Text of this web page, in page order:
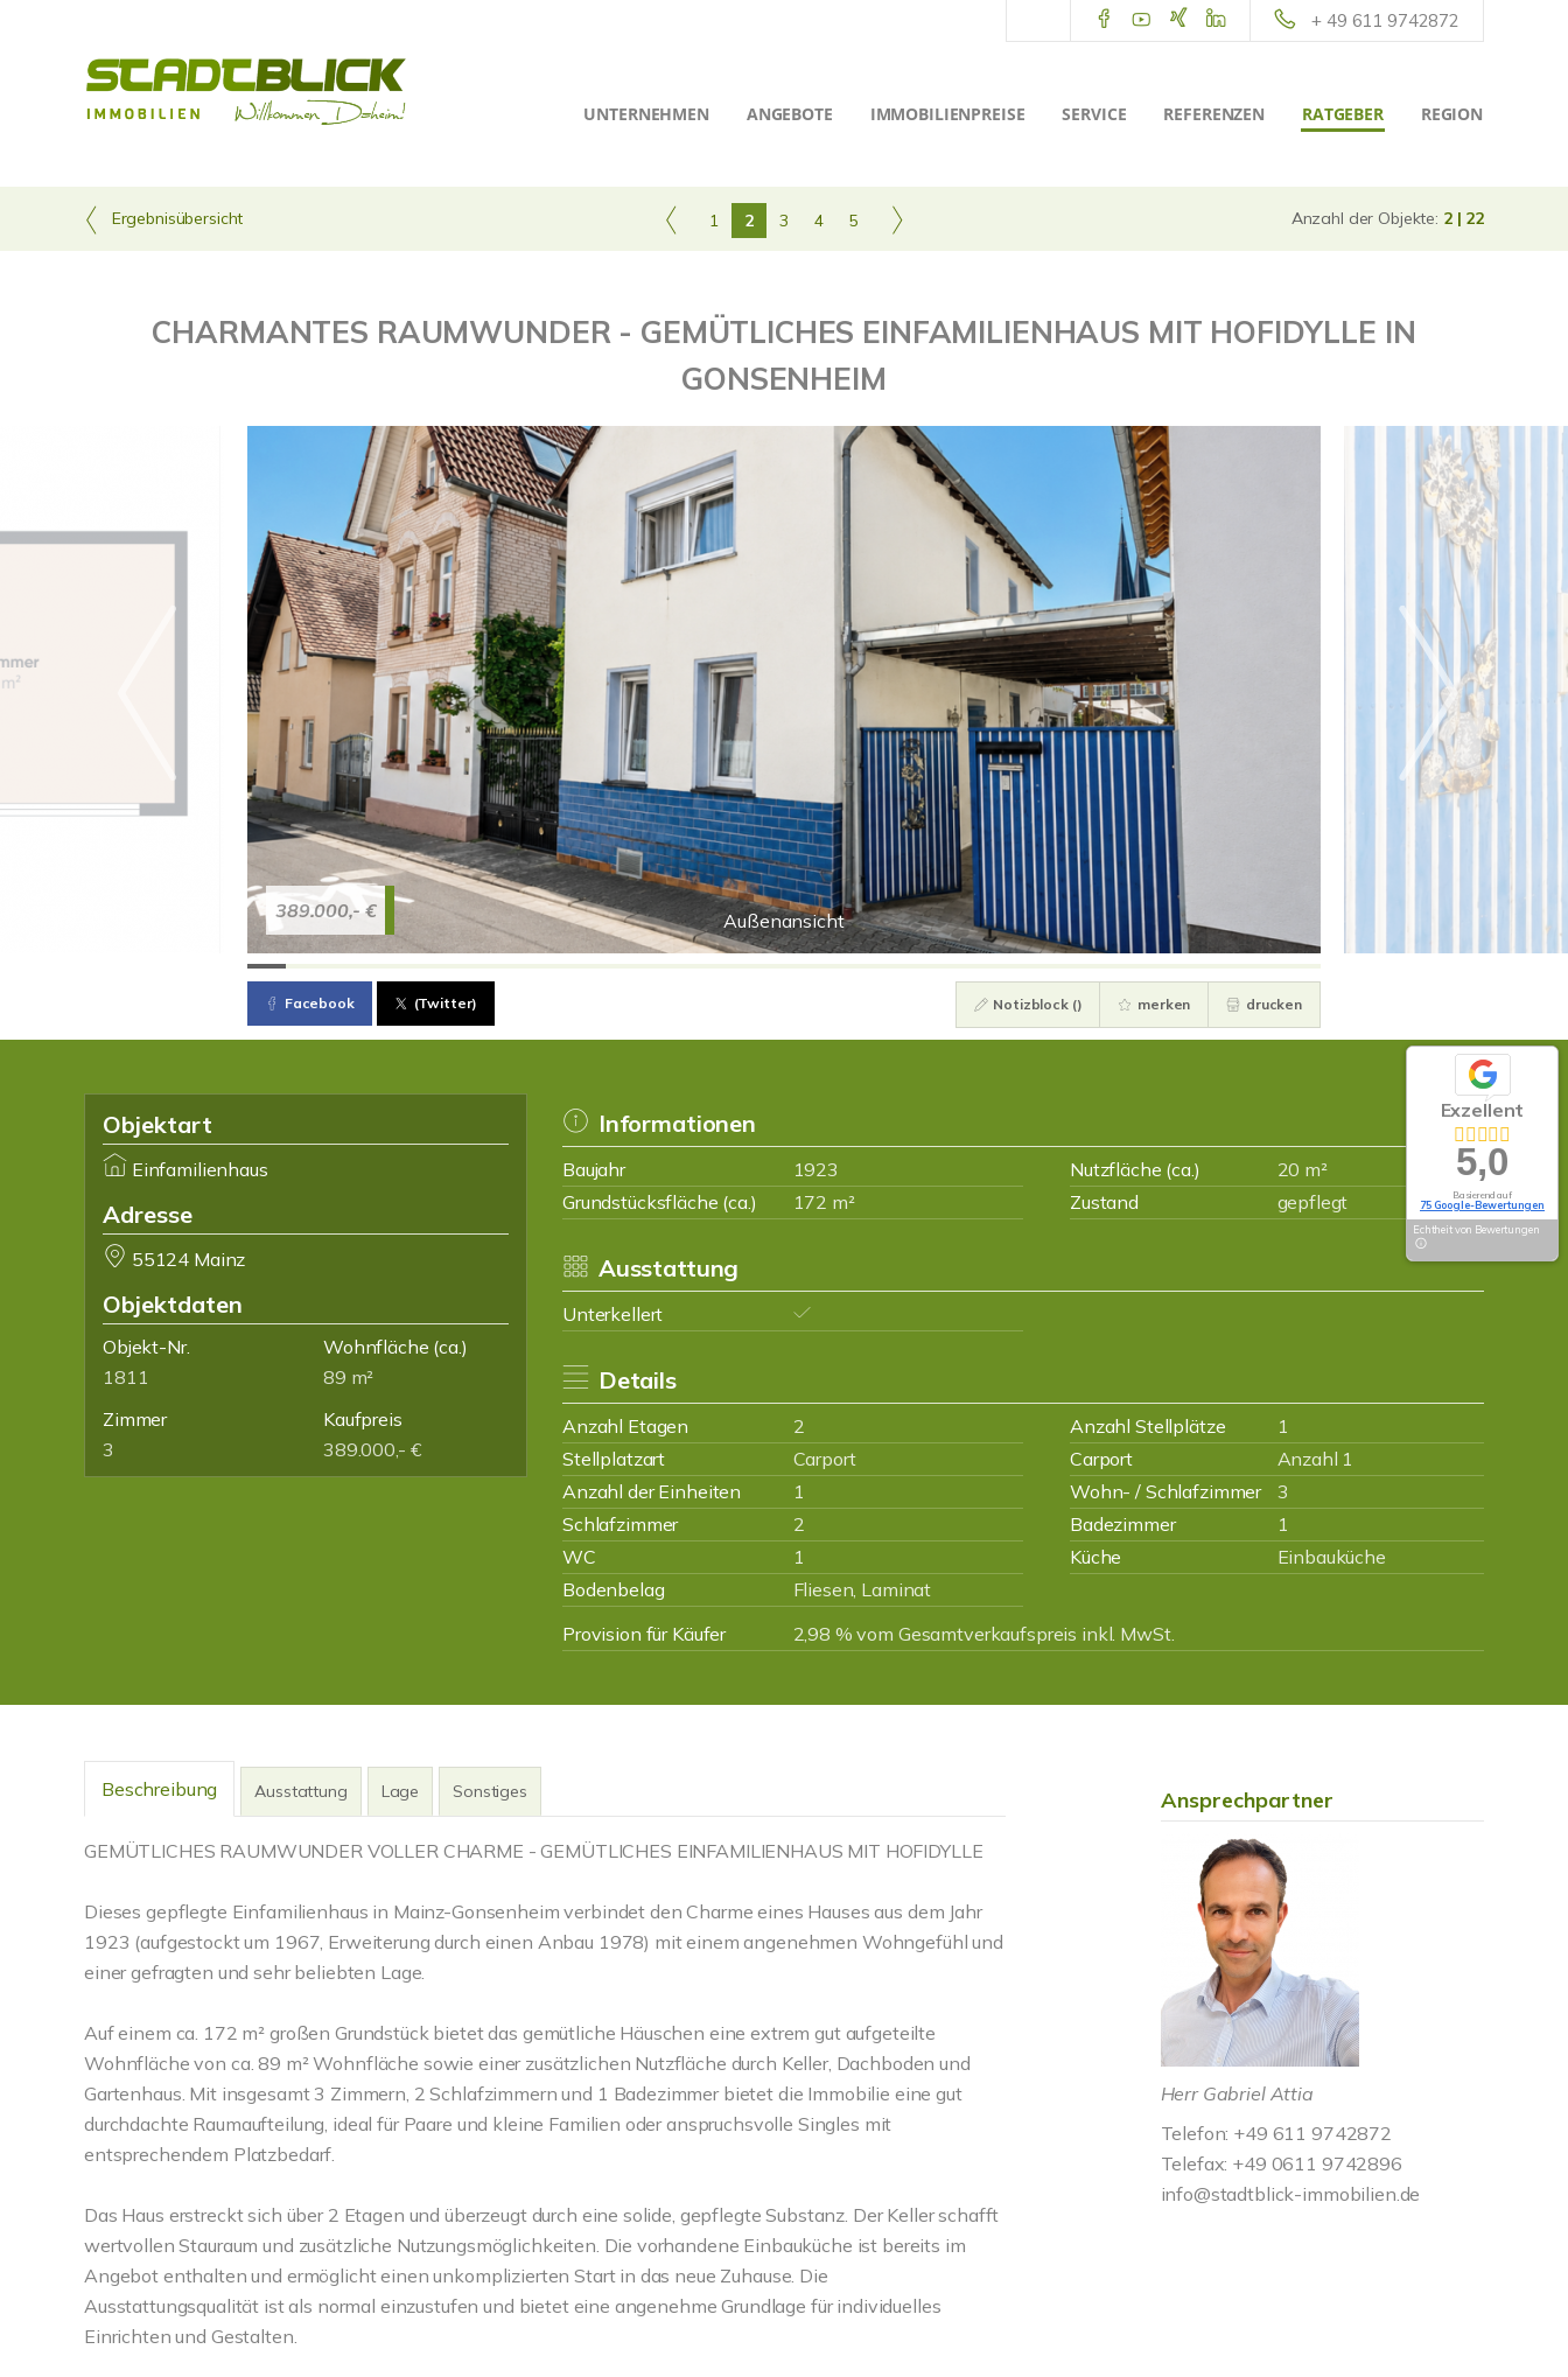
+ 49 611 9742872
UNTERNEHMEN ANGEBOTE IMMOBILIENPREISE SERVICE REFERENZEN RATGEBER REGION
Ergebnisübersicht 1 2 3 4 5 Anzahl der Objekte: 2 | 22
CHARMANTES RAUMWUNDER - GEMÜTLICHES EINFAMILIENHAUS MIT HOFIDYLLE IN
GONSENHEIM
Außenansicht
389.000,- €
Facebook (Twitter) Notizblock () merken drucken
Objektart
Einfamilienhaus
Adresse
55124 Mainz
Objektdaten
Objekt-Nr.
1811
Wohnfläche (ca.)
89 m²
Zimmer
3
Kaufpreis
389.000,- €
Informationen
Baujahr 1923 Nutzfläche (ca.)
20 m²
Grundstücksfläche (ca.)
172 m² Zustand gepflegt
Ausstattung
Unterkellert
Details
Anzahl Etagen 2 Anzahl Stellplätze
1
Stellplatzart
Carport Carport
Anzahl 1
Anzahl der Einheiten
1 Wohn- / Schlafzimmer
3
Schlafzimmer
2 Badezimmer
1
WC
1 Küche
Einbauküche
Bodenbelag
Fliesen, Laminat
Provision für Käufer
2,98 % vom Gesamtverkaufspreis inkl. MwSt.
Beschreibung Ausstattung Lage Sonstiges
GEMÜTLICHES RAUMWUNDER VOLLER CHARME - GEMÜTLICHES EINFAMILIENHAUS MIT HOFIDYLLE
Dieses gepflegte Einfamilienhaus in Mainz-Gonsenheim verbindet den Charme eines Hauses aus dem Jahr
1923 (aufgestockt um 1967, Erweiterung durch einen Anbau 1978) mit einem angenehmen Wohngefühl und
einer gefragten und sehr beliebten Lage.
Auf einem ca. 172 m² großen Grundstück bietet das gemütliche Häuschen eine extrem gut aufgeteilte
Wohnfläche von ca. 89 m² Wohnfläche sowie einer zusätzlichen Nutzfläche durch Keller, Dachboden und
Gartenhaus. Mit insgesamt 3 Zimmern, 2 Schlafzimmern und 1 Badezimmer bietet die Immobilie eine gut
durchdachte Raumaufteilung, ideal für Paare und kleine Familien oder anspruchsvolle Singles mit
entsprechendem Platzbedarf.
Das Haus erstreckt sich über 2 Etagen und überzeugt durch eine solide, gepflegte Substanz. Der Keller schafft
wertvollen Stauraum und zusätzliche Nutzungsmöglichkeiten. Die vorhandene Einbauküche ist bereits im
Angebot enthalten und ermöglicht einen unkomplizierten Start in das neue Zuhause. Die
Ausstattungsqualität ist als normal einzustufen und bietet eine angenehme Grundlage für individuelles
Einrichten und Gestalten.
Ansprechpartner
Herr Gabriel Attia
Telefon: +49 611 9742872
Telefax: +49 0611 9742896
info@stadtblick-immobilien.de
Exzellent
5,0
Basierend auf
75 Google-Bewertungen
Echtheit von Bewertungen